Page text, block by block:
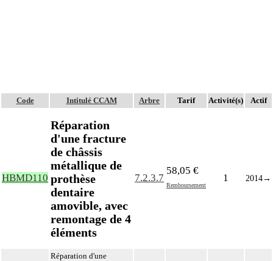
Code Intitulé CCAM Arbre Tarif Activité(s) Actif
HBMD110
Réparation
d'une fracture
de châssis
métallique de
prothèse
dentaire
amovible, avec
remontage de 4
éléments
7.2.3.7
58,05 €
Remboursement
1 2014→
Réparation d'une